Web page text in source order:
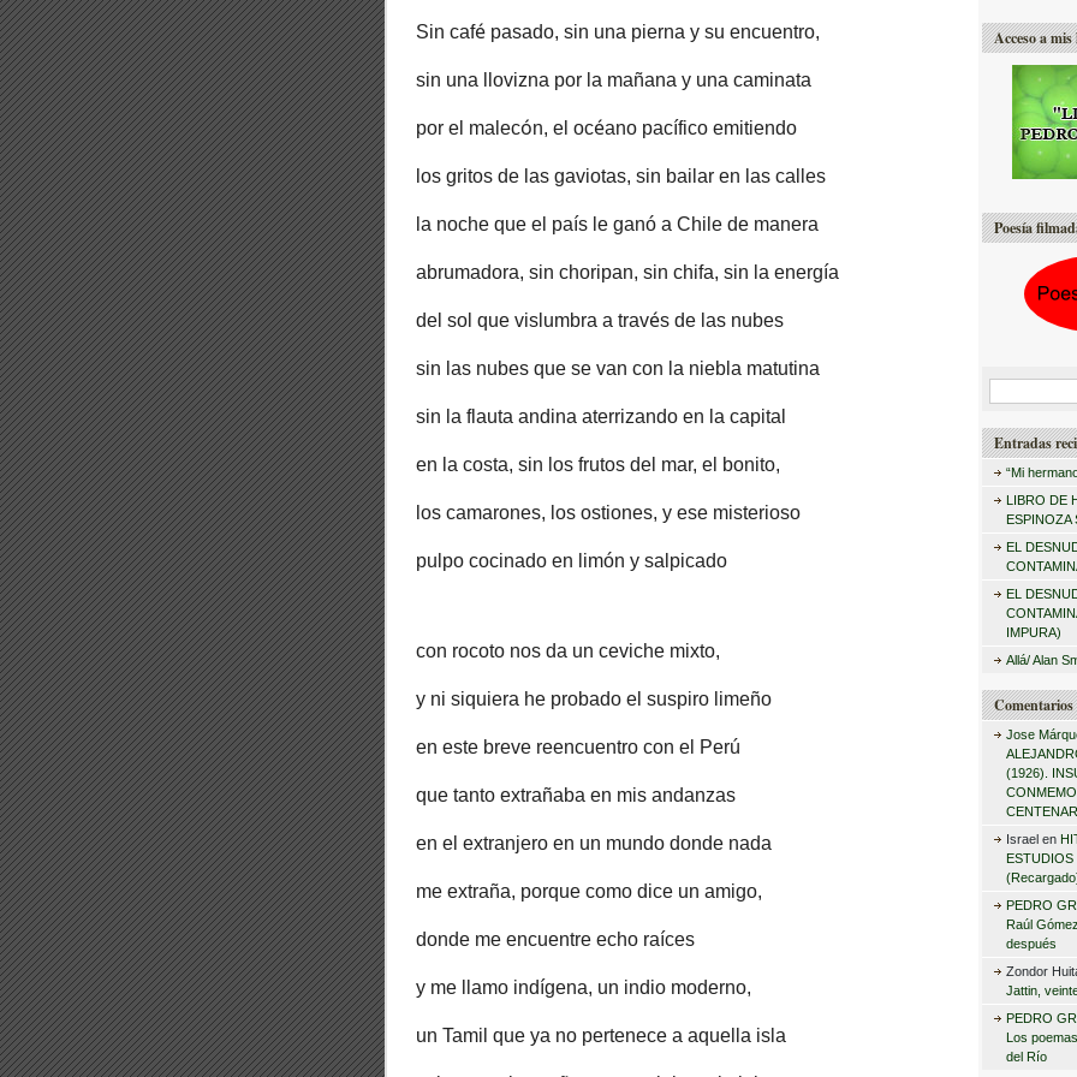
Sin café pasado, sin una pierna y su encuentro,
sin una llovizna por la mañana y una caminata
por el malecón, el océano pacífico emitiendo
los gritos de las gaviotas, sin bailar en las calles
la noche que el país le ganó a Chile de manera
abrumadora, sin choripan, sin chifa, sin la energía
del sol que vislumbra a través de las nubes
sin las nubes que se van con la niebla matutina
sin la flauta andina aterrizando en la capital
en la costa, sin los frutos del mar, el bonito,
los camarones, los ostiones, y ese misterioso
pulpo cocinado en limón y salpicado
con rocoto nos da un ceviche mixto,
y ni siquiera he probado el suspiro limeño
en este breve reencuentro con el Perú
que tanto extrañaba en mis andanzas
en el extranjero en un mundo donde nada
me extraña, porque como dice un amigo,
donde me encuentre echo raíces
y me llamo indígena, un indio moderno,
un Tamil que ya no pertenece a aquella isla
Acceso a
Poesía
s
r
Entradas
“Mi
LIBRO DE
ESPINOZA
EL
EL
IMPURA)
Allá/ Alan
Comentarios
Jose
(1926).
Israelen
ESTUDIOS
PEDRO
Raúl
después
Zondor
Jattin,
PEDRO
Los
del Río